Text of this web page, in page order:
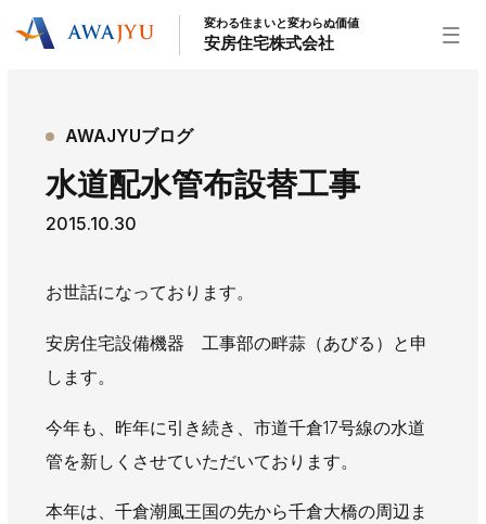
リフォーム事業 外装事業
新築住宅事業
不動産事業
社長挨拶 企業情報 沿革
拠点紹介
スタッフ紹介
お知らせ
社長ブログ イベント お知らせ
AWAJYUブログ
安房住まいる
変わる住まいと変わらぬ価値
安房住宅株式会社
AWAJYUブログ
水道配水管布設替工事
2015.10.30
お世話になっております。
安房住宅設備機器 工事部の畔蒜（あびる）と申
します。
今年も、昨年に引き続き、市道千倉17号線の水道
管を新しくさせていただいております。
本年は、千倉潮風王国の先から千倉大橋の周辺ま